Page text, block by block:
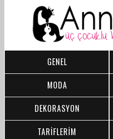
GENEL
MODA
DEKORASYON
TARİFLERİM